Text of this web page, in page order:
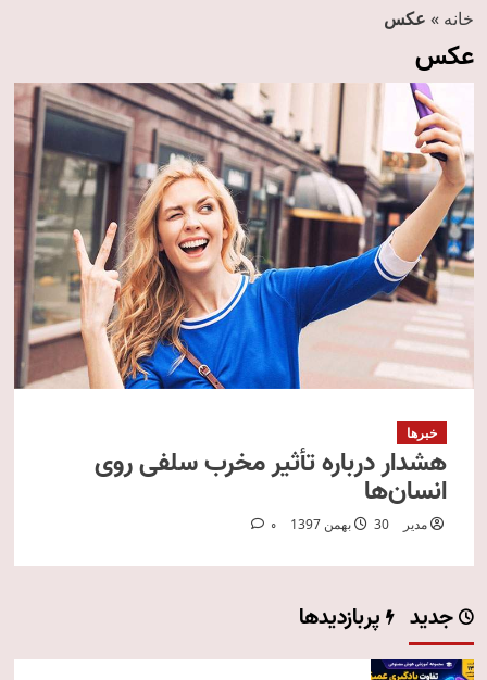
خانه » عکس
عکس
خبرها
هشدار درباره تأثیر مخرب سلفی روی
انسان‌ها
مدیر 30 بهمن 1397 0
جدید پربازدیدها